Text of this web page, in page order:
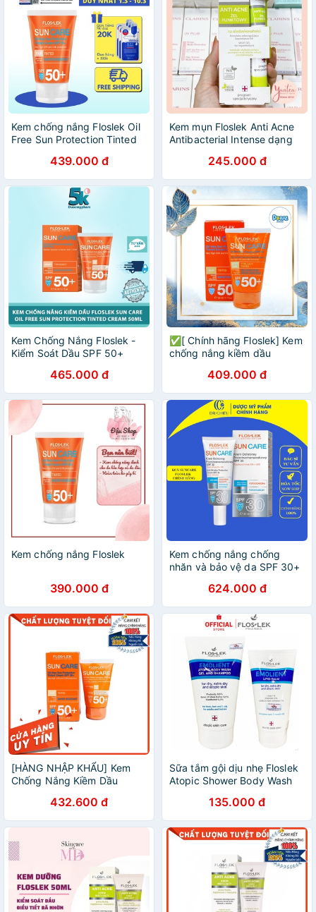
Kem chống nắng Floslek Oil
Free Sun Protection Tinted
439.000 đ
Kem mụn Floslek Anti Acne
Antibacterial Intense dạng
245.000 đ
Kem Chống Nắng Floslek -
Kiểm Soát Dầu SPF 50+
465.000 đ
✅[ Chính hãng Floslek] Kem
chống nắng kiềm dầu
Protection Tinted Cream
SPF50+_50ml
409.000 đ
Kem chống nắng Floslek
390.000 đ
Kem chống nắng chống
nhăn và bảo vệ da SPF 30+
chống lão hóa, chống oxy
hóa(dành cho da nhạy cảm)
624.000 đ
[HÀNG NHẬP KHẨU] Kem
Chống Nắng Kiềm Dầu
Sun Protection Tinted Cream
SPF 50+ Da Hỗn Hợp Da
Dầu
432.600 đ
Sữa tắm gội dịu nhẹ Floslek
Atopic Shower Body Wash
Chính Hãng]135.000 đ